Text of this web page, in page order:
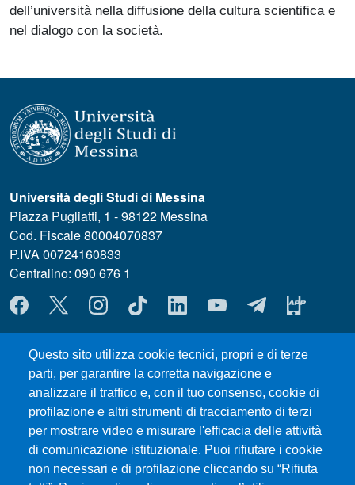
dell’università nella diffusione della cultura scientifica e
nel dialogo con la società.
Questo sito utilizza cookie tecnici, propri e di terze
parti, per garantire la corretta navigazione e
analizzare il traffico e, con il tuo consenso, cookie di
profilazione e altri strumenti di tracciamento di terzi
per mostrare video e misurare l'efficacia delle attività
di comunicazione istituzionale. Puoi rifiutare i cookie
non necessari e di profilazione cliccando su “Rifiuta
Università degli Studi di Messina
Piazza Pugliatti, 1 - 98122 Messina
Cod. Fiscale 80004070837
P.IVA 00724160833
Centralino: 090 676 1
MENÙ SOCIAL
MENÙ FOOTER 1
Where we are
Forms and Templates
Council Meetings
UniMeSTONE
Siti Tematici
Amministrazione Trasparente